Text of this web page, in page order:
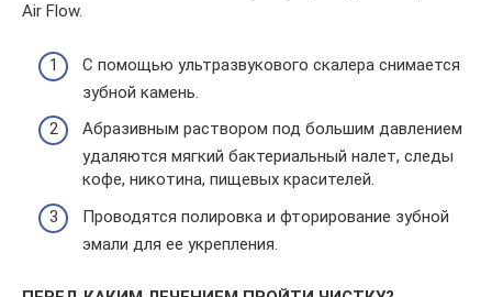
Air Flow.
С помощью ультразвукового скалера снимается
зубной камень.
Абразивным раствором под большим давлением
удаляются мягкий бактериальный налет, следы
кофе, никотина, пищевых красителей.
Проводятся полировка и фторирование зубной
эмали для ее укрепления.